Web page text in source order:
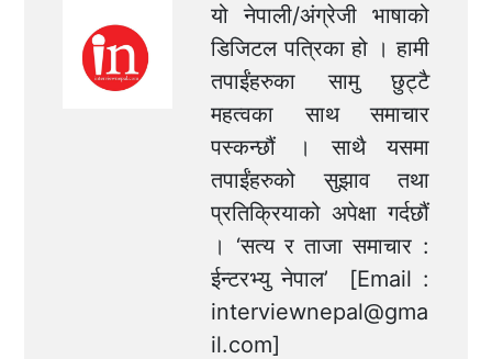
यो नेपाली/अंग्रेजी भाषाको
डिजिटल पत्रिका हो । हामी
तपाईंहरुका सामु छुट्टै
महत्वका साथ समाचार
पस्कन्छौं । साथै यसमा
तपाईंहरुको सुझाव तथा
प्रतिक्रियाको अपेक्षा गर्दछौं
। ‘सत्य र ताजा समाचार :
ईन्टरभ्यु नेपाल’ [Email :
interviewnepal@gma
il.com]